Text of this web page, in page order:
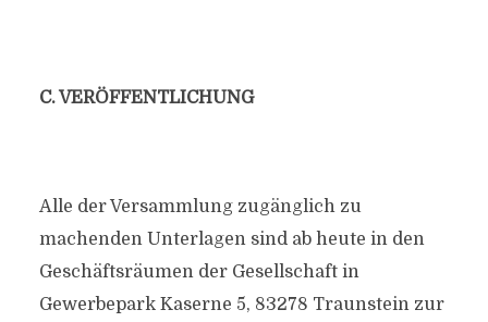
C. VERÖFFENTLICHUNG
Alle der Versammlung zugänglich zu
machenden Unterlagen sind ab heute in den
Geschäftsräumen der Gesellschaft in
Gewerbepark Kaserne 5, 83278 Traunstein zur